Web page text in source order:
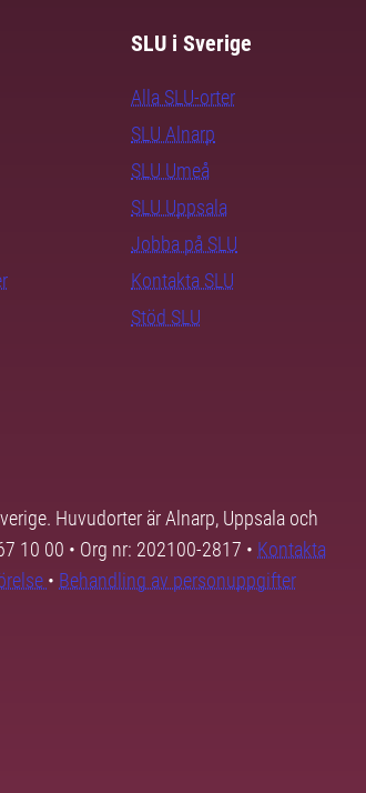
SLU i Sverige
Alla SLU-orter
SLU Alnarp
SLU Umeå
SLU Uppsala
Jobba på SLU
Kontakta SLU
Stöd SLU
Huvudorter är Alnarp, Uppsala och
10 00 • Org nr: 202100-2817 • Kontakta
• Behandling av personuppgifter